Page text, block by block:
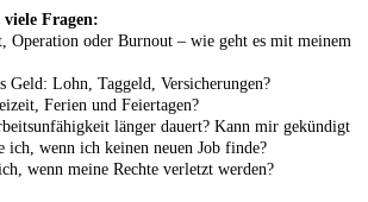
Fragen:
oder Burnout – wie geht es mit meinem
Lohn, Taggeld, Versicherungen?
Ferien und Feiertagen?
länger dauert? Kann mir gekündigt
ich, wenn ich keinen neuen Job finde?
wenn meine Rechte verletzt werden?